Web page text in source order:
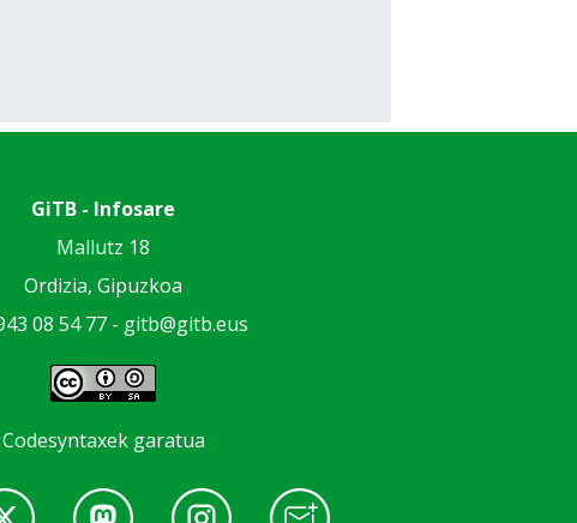
GiTB - Infosare
Mallutz 18
Ordizia, Gipuzkoa
08 54 77 - gitb@gitb.eus
Codesyntaxek garatua